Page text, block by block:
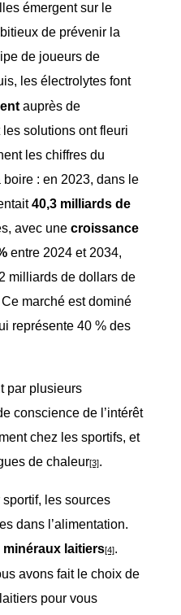
émergent sur le
de prévenir la
de joueurs de
les électrolytes font
auprès de
les solutions ont fleuri
les chiffres du
: en 2023, dans le
40,3 milliards de
avec une croissance
entre 2024 et 2034,
milliards de dollars de
marché est dominé
représente 40 % des
par plusieurs
conscience de l’intérêt
chez les sportifs, et
de chaleur[3].
les sources
dans l’alimentation.
minéraux laitiers[4].
avons fait le choix de
pour vous